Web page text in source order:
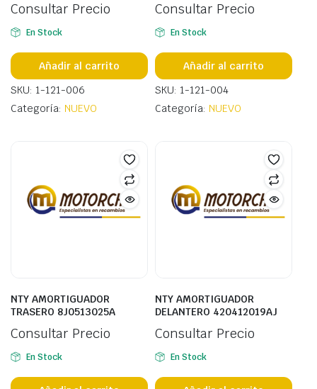
Consultar Precio
En Stock
Añadir al carrito
SKU: 1-121-006
Categoría: NUEVO
Consultar Precio
En Stock
Añadir al carrito
SKU: 1-121-004
Categoría: NUEVO
NTY AMORTIGUADOR
TRASERO 8J0513025A
Consultar Precio
En Stock
NTY AMORTIGUADOR
DELANTERO 420412019AJ
Consultar Precio
En Stock